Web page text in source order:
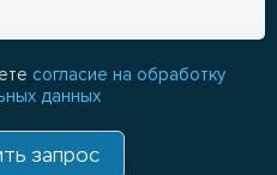
согласие на обработку
данных
запрос